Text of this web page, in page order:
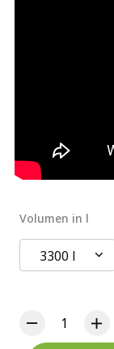
Volumen in l
3300 l